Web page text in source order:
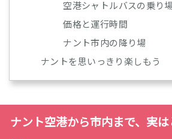
空港シャトルバスの乗り
価格と運行時間
ナント市内の降り場
ナントを思いっきり楽しもう
ナント空港から市内まで、実は